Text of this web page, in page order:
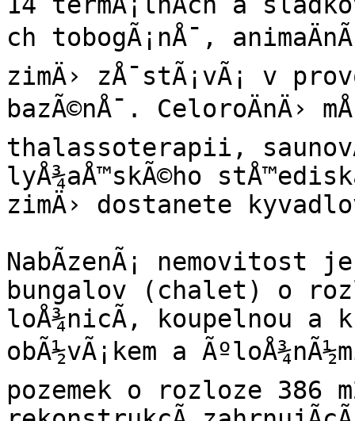
ch tobogÃ¡nÅ¯,
zimÄ› zÅ¯stÃ¡vÃ¡ v
bazÃ©nÅ¯. CeloroÄnÄ›
thalassoterapii,
lyÅ¾aÅ™skÃ©ho
zimÄ› dostanete
NabÃ­zenÃ¡ nemovitost
bungalov (chalet) o
loÅ¾nicÃ­, koupelnou a
obÃ½vÃ¡kem a
pozemek o rozloze 386